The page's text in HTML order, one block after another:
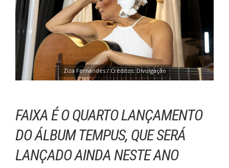
Ziza Fernandes / Créditos: Divulgação
FAIXA É O QUARTO LANÇAMENTO
DO ÁLBUM TEMPUS, QUE SERÁ
LANÇADO AINDA NESTE ANO